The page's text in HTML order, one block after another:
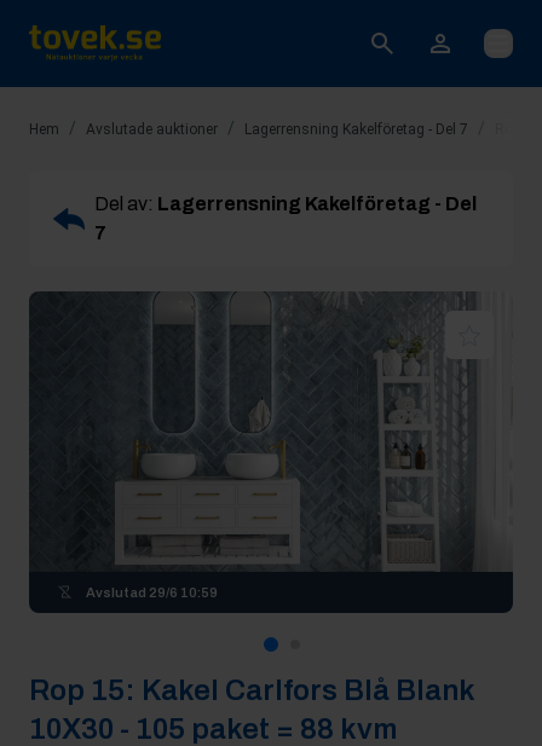
Öppna
Hem / Avslutade auktioner / Lagerrensning Kakelföretag - Del 7
Del av: Lagerrensning Kakelföretag - Del
7
Avslutad 29/6 10:59
Rop 15: Kakel Carlfors Blå Blank
10X30 - 105 paket = 88 kvm